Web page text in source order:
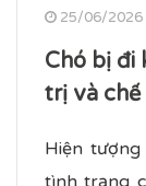
25/06/2026
Chó bị đi
trị và chế
Hiện
tình trạng